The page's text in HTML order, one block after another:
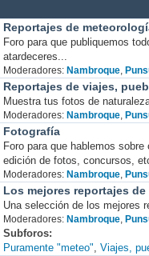
Reportajes de
Foro para que publiquemos
atardeceres...
Moderadores: Nambroque,
Reportajes de viajes,
Muestra tus fotos de
Moderadores: Nambroque,
Fotografía
Foro para que hablemos
edición de fotos, concursos,
Moderadores: Nambroque,
Los mejores reportajes de
Una selección de los mejores
Moderadores: Nambroque,
Subforos
Puramente "meteo" Viajes,